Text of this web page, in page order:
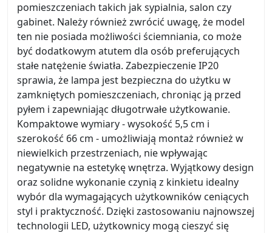
pomieszczeniach takich jak sypialnia, salon czy
gabinet. Należy również zwrócić uwagę, że model
ten nie posiada możliwości ściemniania, co może
być dodatkowym atutem dla osób preferujących
stałe natężenie światła. Zabezpieczenie IP20
sprawia, że lampa jest bezpieczna do użytku w
zamkniętych pomieszczeniach, chroniąc ją przed
pyłem i zapewniając długotrwałe użytkowanie.
Kompaktowe wymiary - wysokość 5,5 cm i
szerokość 66 cm - umożliwiają montaż również w
niewielkich przestrzeniach, nie wpływając
negatywnie na estetykę wnętrza. Wyjątkowy design
oraz solidne wykonanie czynią z kinkietu idealny
wybór dla wymagających użytkowników ceniących
styl i praktyczność. Dzięki zastosowaniu najnowszej
technologii LED, użytkownicy mogą cieszyć się